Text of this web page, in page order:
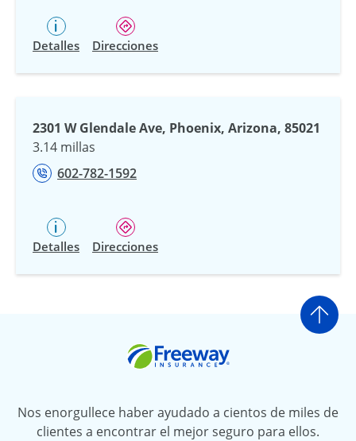
Detalles Direcciones
2301 W Glendale Ave, Phoenix, Arizona, 85021
3.14 millas
602-782-1592
Detalles Direcciones
Ir
Nos enorgullece haber ayudado a cientos de miles de
clientes a encontrar el mejor seguro para ellos.